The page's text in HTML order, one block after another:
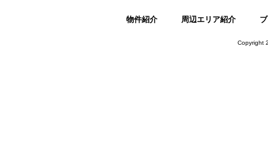
物件紹介 周辺エリア紹介
Copyright